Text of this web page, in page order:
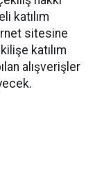
katılım
sitesine
katılım
alışverişler